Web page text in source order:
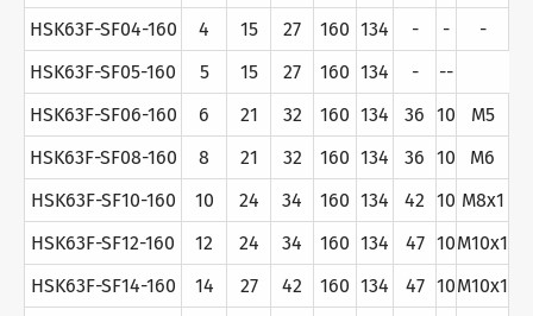
HSK63F-SF04-160
4 15 27 160 134 - -
-
HSK63F-SF05-160
5 15 27 160 134 -
--
HSK63F-SF06-160
6 21 32 160 134 36 10
M5
HSK63F-SF08-160
8 21 32 160 134 36 10
M6
HSK63F-SF10-160
10 24 34 160 134 42 10 M8x1
HSK63F-SF12-160
12 24 34 160 134 47 10M10x1
HSK63F-SF14-160
14 27 42 160 134 47 10M10x1